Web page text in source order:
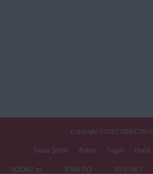
Copyright ©2013
Toate Ştirile Autori Taguri Hartă
NOOBZ.ro B365.RO RTV.NET